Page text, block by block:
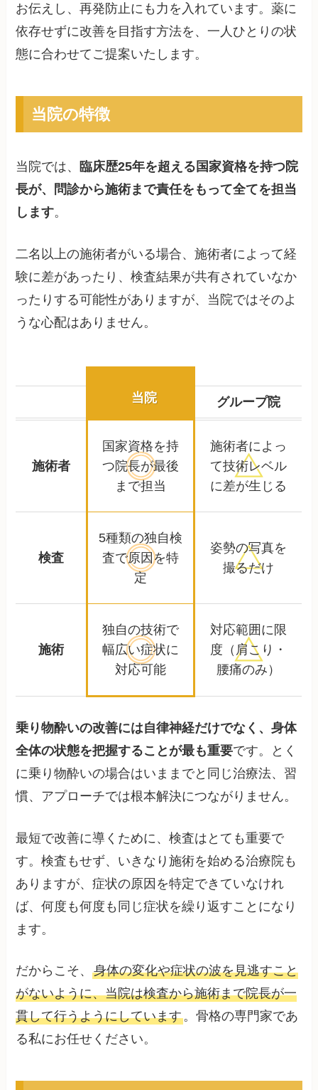
お伝えし、再発防止にも力を入れています。薬に
依存せずに改善を目指す方法を、一人ひとりの状
態に合わせてご提案いたします。
当院の特徴
当院では、 臨床歴25年を超える国家資格を持つ院
長が、問診から施術まで責任をもって全てを担当
します。
二名以上の施術者がいる場合、施術者によって経
験に差があったり、検査結果が共有されていなか
ったりする可能性がありますが、当院ではそのよ
うな心配はありません。
当院 グループ院
施術者
国家資格を持
つ院長が最後
まで担当
施術者によっ
て技術レベル
に差が生じる
検査
5種類の独自検
査で原因を特
定
姿勢の写真を
撮るだけ
施術
独自の技術で
幅広い症状に
対応可能
対応範囲に限
度 （肩こり・
腰痛のみ）
乗り物酔いの改善には自律神経だけでなく、身体
全体の状態を把握することが最も重要です。とく
に乗り物酔いの場合はいままでと同じ治療法、習
慣、アプローチでは根本解決につながりません。
最短で改善に導くために、検査はとても重要で
す。検査もせず、いきなり施術を始める治療院も
ありますが、症状の原因を特定できていなけれ
ば、何度も何度も同じ症状を繰り返すことになり
ます。
だからこそ、身体の変化や症状の波を見逃すこと
がないように、当院は検査から施術まで院長が一
貫して行うようにしています。骨格の専門家であ
る私にお任せください。